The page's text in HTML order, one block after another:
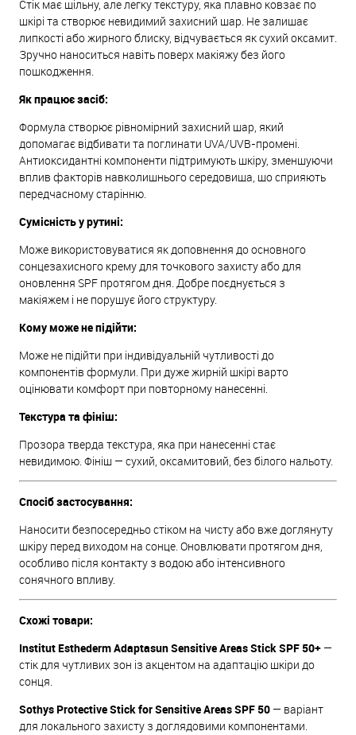
Стік має щільну, але легку текстуру, яка плавно ковзає по
шкірі та створює невидимий захисний шар. Не залишає
липкості або жирного блиску, відчувається як сухий оксамит.
Зручно наноситься навіть поверх макіяжу без його
пошкодження.
Як працює засіб:
Формула створює рівномірний захисний шар, який
допомагає відбивати та поглинати UVA/UVB-промені.
Антиоксидантні компоненти підтримують шкіру, зменшуючи
вплив факторів навколишнього середовища, що сприяють
передчасному старінню.
Сумісність у рутині:
Може використовуватися як доповнення до основного
сонцезахисного крему для точкового захисту або для
оновлення SPF протягом дня. Добре поєднується з
макіяжем і не порушує його структуру.
Кому може не підійти:
Може не підійти при індивідуальній чутливості до
компонентів формули. При дуже жирній шкірі варто
оцінювати комфорт при повторному нанесенні.
Текстура та фініш:
Прозора тверда текстура, яка при нанесенні стає
невидимою. Фініш — сухий, оксамитовий, без білого нальоту.
Спосіб застосування:
Наносити безпосередньо стіком на чисту або вже доглянуту
шкіру перед виходом на сонце. Оновлювати протягом дня,
особливо після контакту з водою або інтенсивного
сонячного впливу.
Схожі товари:
Institut Esthederm Adaptasun Sensitive Areas Stick SPF 50+ —
стік для чутливих зон із акцентом на адаптацію шкіри до
сонця.
Sothys Protective Stick for Sensitive Areas SPF 50 — варіант
для локального захисту з доглядовими компонентами.